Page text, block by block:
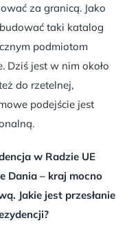
za granicą. Jako
taki katalog
podmiotom
Dziś jest w nim około
do rzetelnej,
podejście jest
w Radzie UE
Dania – kraj mocno
Jakie jest przesłanie